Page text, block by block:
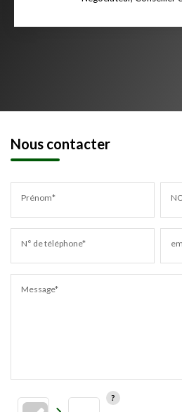
Nous contacter
Prénom*
N° de téléphone*
Message*